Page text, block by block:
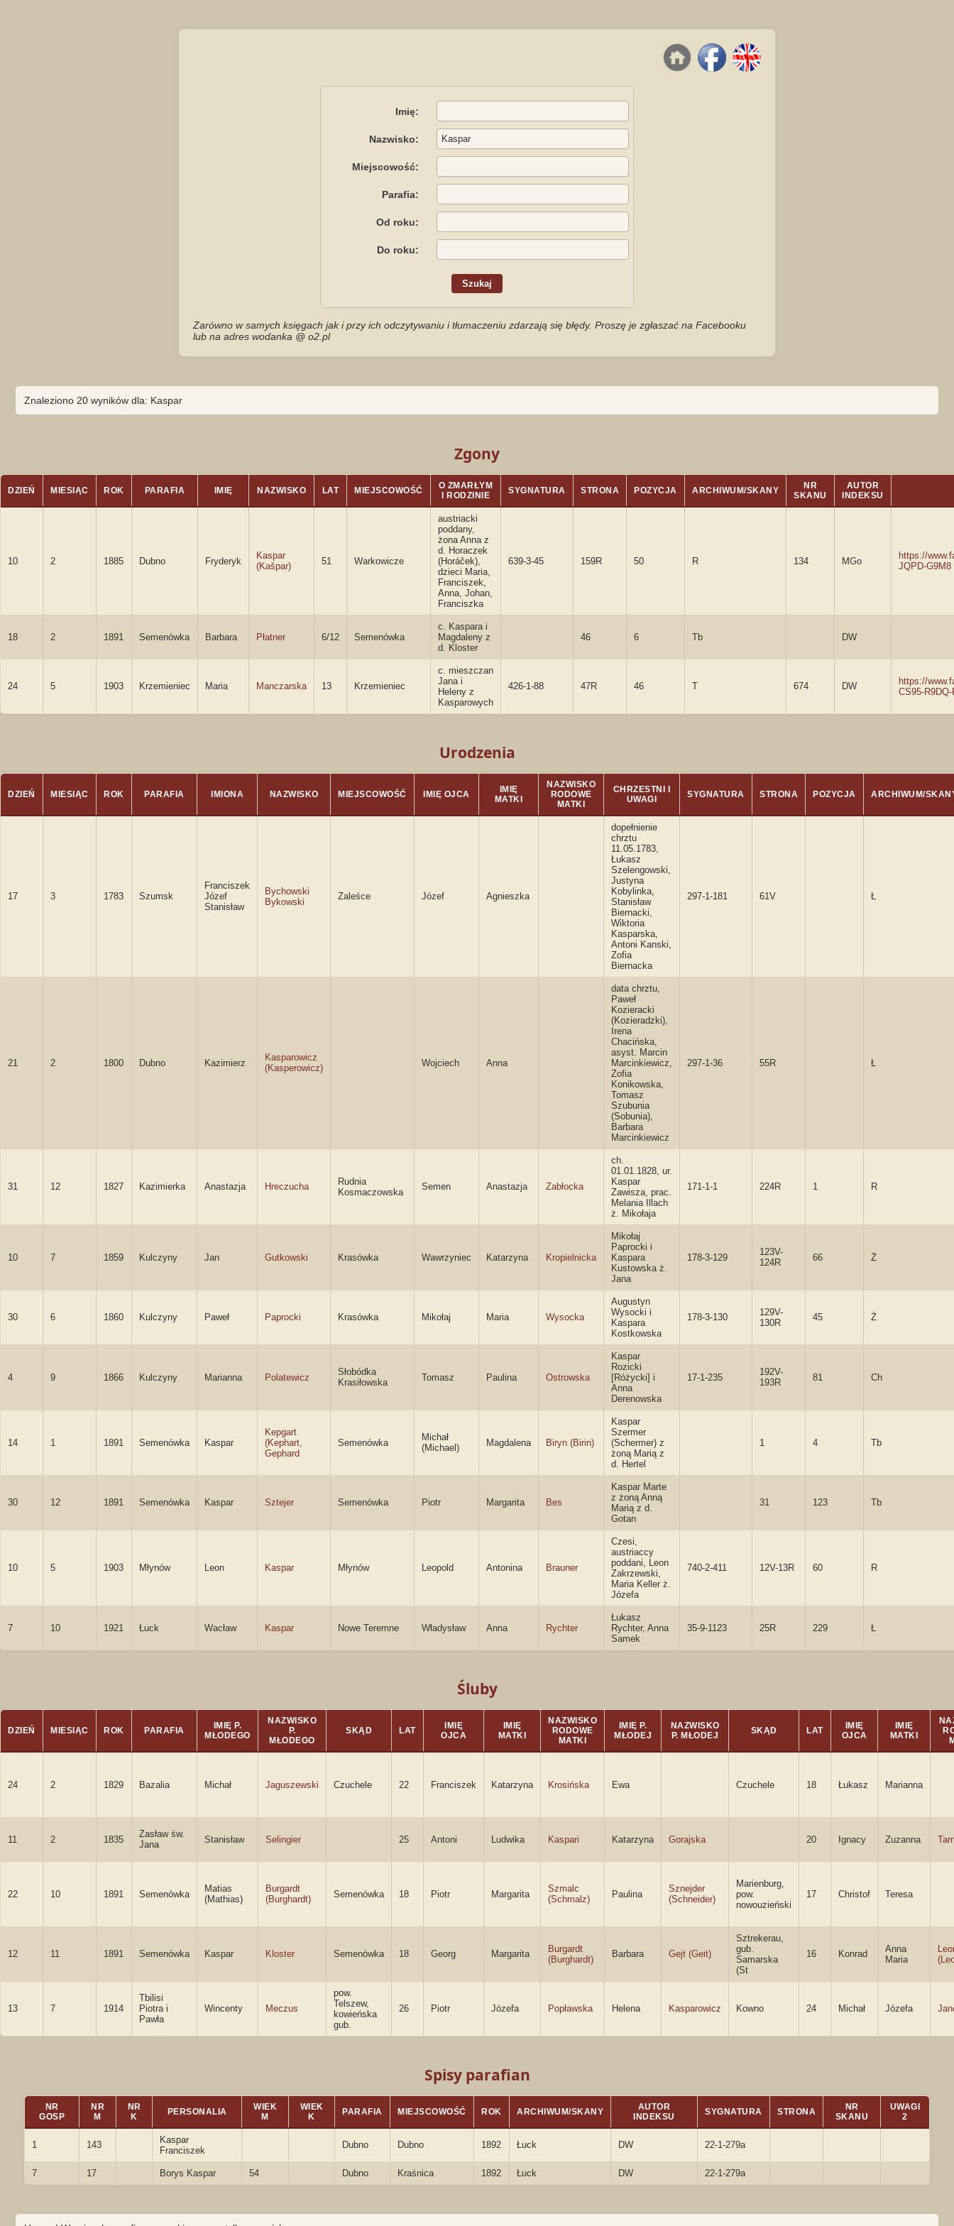
Imię:
Nazwisko:
Miejscowość:
Parafia:
Od roku:
Do roku:
Zarówno w samych księgach jak i przy ich odczytywaniu i tłumaczeniu zdarzają się błędy. Proszę je zgłaszać na Facebooku
lub na adres wodanka @ o2.pl
Znaleziono 20 wyników dla: Kaspar
Zgony
DZIEŃ MIESIĄC ROK PARAFIA IMIĘ NAZWISKO LAT MIEJSCOWOŚĆ
O ZMARŁYM
I RODZINIE
SYGNATURA STRONA POZYCJA ARCHIWUM/SKANY
NR
SKANU
AUTOR
INDEKSU
10 2 1885 Dubno Fryderyk
Kaspar
(Kašpar)
51 Warkowicze
austriacki
poddany,
żona Anna z
d. Horaczek
(Horáček),
dzieci Maria,
Franciszek,
Anna, Johan,
Franciszka
639-3-45 159R 50 R 134 MGo
https://
JQPD-G9M8
18 2 1891 Semenówka Barbara Płatner 6/12 Semenówka
c. Kaspara i
Magdaleny z
d. Kloster
46 6 Tb DW
24 5 1903 Krzemieniec Maria Manczarska 13 Krzemieniec
c. mieszczan
Jana i
Heleny z
Kasparowych
426-1-88 47R 46 T 674 DW
https://
CS95-R9DQ-
Urodzenia
DZIEŃ MIESIĄC ROK PARAFIA IMIONA NAZWISKO MIEJSCOWOŚĆ IMIĘ OJCA
IMIĘ
MATKI
NAZWISKO
RODOWE
MATKI
CHRZESTNI I
UWAGI
SYGNATURA STRONA POZYCJA ARCHIWUM/
17 3 1783 Szumsk
Franciszek
Józef
Stanisław
Bychowski
Bykowski
Zaleśce Józef Agnieszka
dopełnienie
chrztu
11.05.1783,
Łukasz
Szelengowski,
Justyna
Kobylinka,
Stanisław
Biernacki,
Wiktoria
Kasparska,
Antoni Kanski,
Zofia
Biernacka
297-1-181 61V Ł
21 2 1800 Dubno Kazimierz
Kasparowicz
(Kasperowicz)
Wojciech Anna
data chrztu,
Paweł
Kozieracki
(Kozieradzki),
Irena
Chacińska,
asyst. Marcin
Marcinkiewicz,
Zofia
Konikowska,
Tomasz
Szubunia
(Sobunia),
Barbara
Marcinkiewicz
297-1-36 55R Ł
31 12 1827 Kazimierka Anastazja Hreczucha
Rudnia
Kosmaczowska
Semen Anastazja Zabłocka
ch.
01.01.1828, ur.
Kaspar
Zawisza, prac.
Melania Illach
ż. Mikołaja
171-1-1 224R 1 R
10 7 1859 Kulczyny Jan Gutkowski Krasówka Wawrzyniec Katarzyna Kropielnicka
Mikołaj
Paprocki i
Kaspara
Kustowska ż.
Jana
178-3-129
123V-
124R
66 Ż
30 6 1860 Kulczyny Paweł Paprocki Krasówka Mikołaj Maria Wysocka
Augustyn
Wysocki i
Kaspara
Kostkowska
178-3-130
129V-
130R
45 Ż
4 9 1866 Kulczyny Marianna Polatewicz
Słobódka
Krasiłowska
Tomasz Paulina Ostrowska
Kaspar
Rozicki
[Różycki] i
Anna
Derenowska
17-1-235
192V-
193R
81 Ch
14 1 1891 Semenówka Kaspar
Kepgart
(Kephart,
Gephard
Semenówka
Michał
(Michael)
Magdalena Biryn (Birin)
Kaspar
Szermer
(Schermer) z
żoną Marią z
d. Hertel
1 4 Tb
30 12 1891 Semenówka Kaspar Sztejer Semenówka Piotr Margarita Bes
Kaspar Marte
z żoną Anną
Marią z d.
Gotan
31 123 Tb
10 5 1903 Młynów Leon Kaspar Młynów Leopold Antonina Brauner
Czesi,
austriaccy
poddani, Leon
Zakrzewski,
Maria Keller ż.
Józefa
740-2-411 12V-13R 60 R
7 10 1921 Łuck Wacław Kaspar Nowe Teremne Władysław Anna Rychter
Łukasz
Rychter, Anna
Samek
35-9-1123 25R 229 Ł
Śluby
DZIEŃ MIESIĄC ROK PARAFIA
IMIĘ P.
MŁODEGO
NAZWISKO
P.
MŁODEGO
SKĄD LAT
IMIĘ
OJCA
IMIĘ
MATKI
NAZWISKO
RODOWE
MATKI
IMIĘ P.
MŁODEJ
NAZWISKO
P. MŁODEJ
SKĄD LAT
IMIĘ
OJCA
IMIĘ
MATKI
24 2 1829 Bazalia Michał Jaguszewski Czuchele 22 Franciszek Katarzyna Krosińska Ewa Czuchele 18 Łukasz Marianna
11 2 1835
Zasław św.
Jana
Stanisław Selingier 25 Antoni Ludwika Kaspari Katarzyna Gorajska 20 Ignacy Zuzanna
22 10 1891 Semenówka
Matias
(Mathias)
Burgardt
(Burghardt)
Semenówka 18 Piotr Margarita
Szmalc
(Schmalz)
Paulina
Sznejder
(Schneider)
Marienburg,
pow.
nowouzieński
17 Christof Teresa
12 11 1891 Semenówka Kaspar Kloster Semenówka 18 Georg Margarita
Burgardt
(Burghardt)
Barbara Gejt (Geit)
Sztrekerau,
gub.
Samarska
(St
16 Konrad
Anna
Maria
13 7 1914
Tbilisi
Piotra i
Pawła
Wincenty Meczus
pow.
Telszew,
kowieńska
gub.
26 Piotr Józefa Popławska Helena Kasparowicz Kowno 24 Michał Józefa
Spisy parafian
NR
GOSP
NR
M
NR
K
PERSONALIA
WIEK
M
WIEK
K
PARAFIA MIEJSCOWOŚĆ ROK ARCHIWUM/SKANY
AUTOR
INDEKSU
SYGNATURA STRONA
NR
SKANU
UWAGI
2
1 143
Kaspar
Franciszek
Dubno Dubno 1892 Łuck DW 22-1-279a
7 17 Borys Kaspar 54 Dubno Kraśnica 1892 Łuck DW 22-1-279a